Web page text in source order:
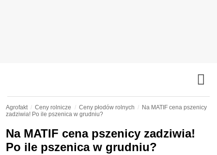
Agrofakt Ceny rolnicze Ceny płodów rolnych
Na MATIF cena pszenicy
zadziwia! Po ile pszenica w grudniu?
Na MATIF cena pszenicy zadziwia!
Po ile pszenica w grudniu?